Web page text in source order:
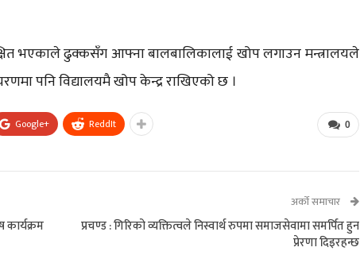
भएकाले ढुक्कसँग आफ्ना बालबालिकालाई खोप लगाउन मन्त्रालयले
पनि विद्यालयमै खोप केन्द्र राखिएको छ ।
0
Google+ ReddIt
अर्को समाचार
प्रचण्ड : गिरिको व्यक्तित्वले निस्वार्थ रुपमा समाजसेवामा समर्पित हुन
प्रेरणा दिइरहन्छ